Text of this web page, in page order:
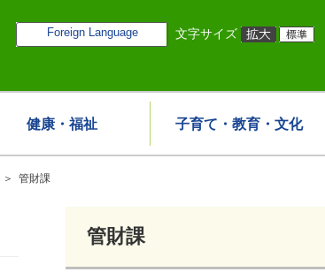
Foreign Language 文字サイズ
健康・福祉 子育て・教育・文化
＞ 管財課
管財課